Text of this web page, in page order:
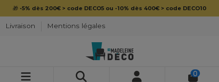
🎁 -5% dès 200€ > code DECO5 ou -10% dès 400€ > code DECO10
Livraison Mentions légales
0